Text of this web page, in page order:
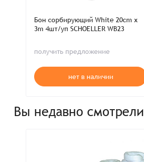
Бон сорбирующий White 20cm x
3m 4шт/уп SCHOELLER WB23
получить предложение
нет в наличии
Вы недавно смотрели